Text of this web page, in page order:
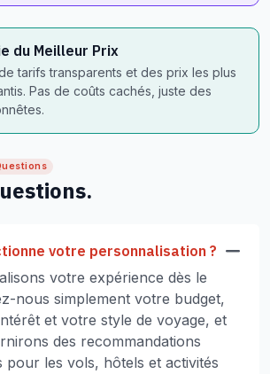
du Meilleur Prix
tarifs transparents et des prix les plus
Pas de coûts cachés, juste des
votre personnalisation ?
votre expérience dès le
nous simplement votre budget,
et votre style de voyage, et
des recommandations
pour les vols, hôtels et activités